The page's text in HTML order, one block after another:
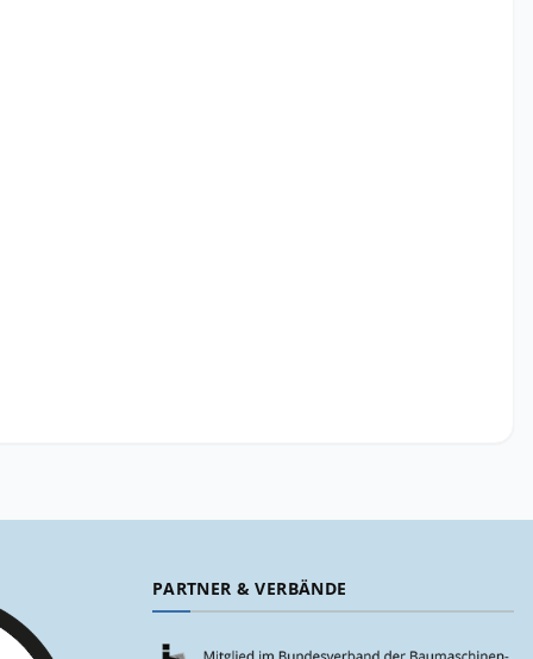
PARTNER & VERBÄNDE